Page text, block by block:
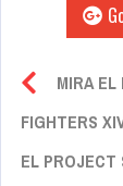
MIRA EL
FIGHTERS
EL PROJECT